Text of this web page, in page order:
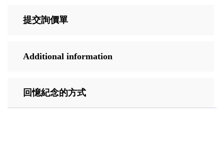
提交詢價單
Additional information
回憶紀念的方式